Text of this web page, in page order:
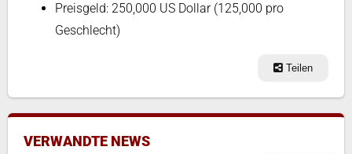
Preisgeld: 250,000 US Dollar (125,000 pro
Geschlecht)
Teilen
VERWANDTE NEWS